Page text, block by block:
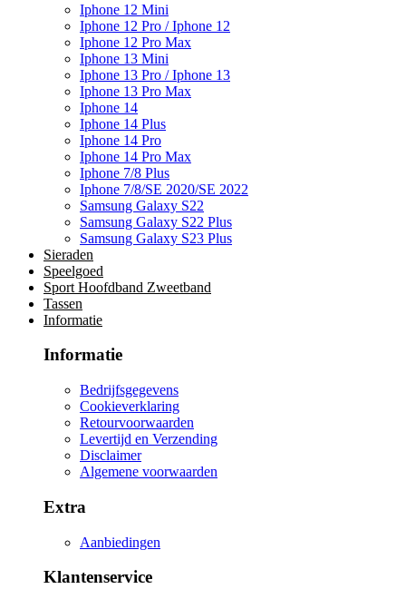
Iphone 12 Mini
Iphone 12 Pro / Iphone 12
Iphone 12 Pro Max
Iphone 13 Mini
Iphone 13 Pro / Iphone 13
Iphone 13 Pro Max
Iphone 14
Iphone 14 Plus
Iphone 14 Pro
Iphone 14 Pro Max
Iphone 7/8 Plus
Iphone 7/8/SE 2020/SE 2022
Samsung Galaxy S22
Samsung Galaxy S22 Plus
Samsung Galaxy S23 Plus
Sieraden
Speelgoed
Sport Hoofdband Zweetband
Tassen
Informatie
Informatie
Bedrijfsgegevens
Cookieverklaring
Retourvoorwaarden
Levertijd en Verzending
Disclaimer
Algemene voorwaarden
Extra
Aanbiedingen
Klantenservice